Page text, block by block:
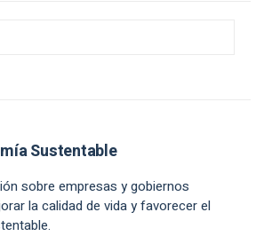
Sustentable
sobre empresas y gobiernos
la calidad de vida y favorecer el